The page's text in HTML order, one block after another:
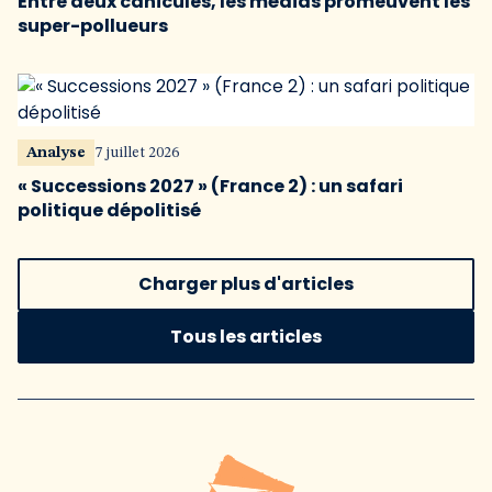
super-pollueurs
Analyse 7 juillet 2026
« Successions 2027 » (France 2) : un safari
politique dépolitisé
Charger plus d'articles
Tous les articles